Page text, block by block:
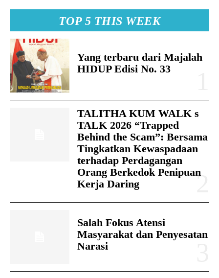
TOP 5 THIS WEEK
Yang terbaru dari Majalah
HIDUP Edisi No. 33
TALITHA KUM WALK s
TALK 2026 “Trapped
Behind the Scam”: Bersama
Tingkatkan Kewaspadaan
terhadap Perdagangan
Orang Berkedok Penipuan
Kerja Daring
Salah Fokus Atensi
Masyarakat dan Penyesatan
Narasi